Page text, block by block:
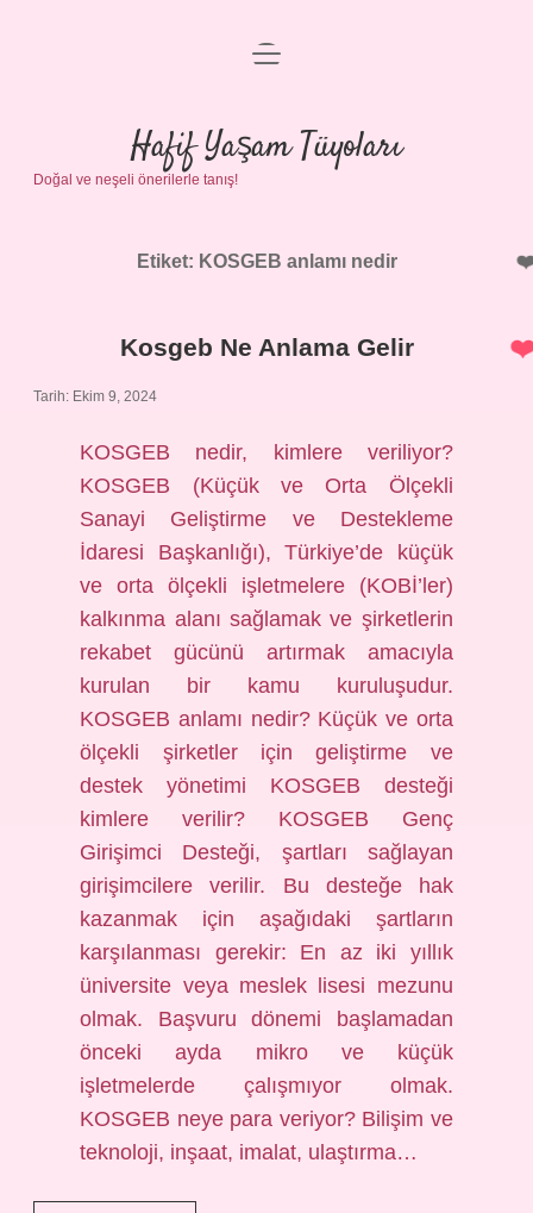
Anasayfa
Gizlilik Politikası
Yasal Uyarı
menüyü
Hafif Yaşam Tüyoları
Doğal ve neşeli önerilerle tanış!
Etiket: KOSGEB anlamı nedir
Kosgeb Ne Anlama Gelir
Tarih: Ekim 9, 2024
KOSGEB nedir, kimlere veriliyor?
KOSGEB (Küçük ve Orta Ölçekli
Sanayi Geliştirme ve Destekleme
İdaresi Başkanlığı), Türkiye’de küçük
ve orta ölçekli işletmelere (KOBİ’ler)
kalkınma alanı sağlamak ve şirketlerin
rekabet gücünü artırmak amacıyla
kurulan bir kamu kuruluşudur.
KOSGEB anlamı nedir? Küçük ve orta
ölçekli şirketler için geliştirme ve
destek yönetimi KOSGEB desteği
kimlere verilir? KOSGEB Genç
Girişimci Desteği, şartları sağlayan
girişimcilere verilir. Bu desteğe hak
kazanmak için aşağıdaki şartların
karşılanması gerekir: En az iki yıllık
üniversite veya meslek lisesi mezunu
olmak. Başvuru dönemi başlamadan
önceki ayda mikro ve küçük
işletmelerde çalışmıyor olmak.
KOSGEB neye para veriyor? Bilişim ve
teknoloji, inşaat, imalat, ulaştırma…